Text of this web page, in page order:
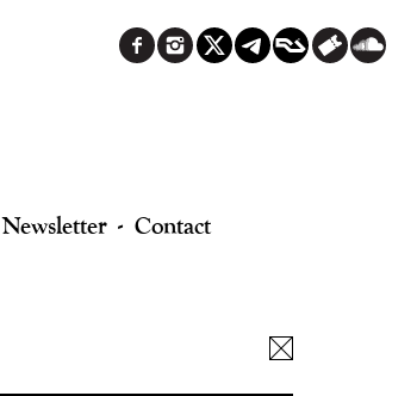
Newsletter Contact